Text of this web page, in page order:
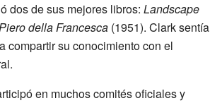
dos de sus mejores libros: Landscape
della Francesca (1951). Clark sentía
compartir su conocimiento con el
en muchos comités oficiales y